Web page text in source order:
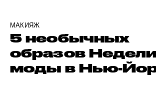
МАКИЯЖ
5 необычных
образов
моды в Нью-